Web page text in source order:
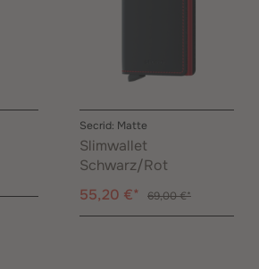
Secrid: Matte
Slimwallet
Schwarz/Rot
55,20 €*
69,00 €*